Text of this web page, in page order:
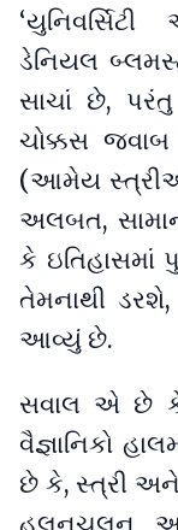
ડેનિયલ
સાચાં છે, પરંતુ
ચોક્કસ
(આમેય
અલબત,
કે ઇતિહાસમાં
તેમનાથી
આવ્યું છે.
સવાલ એ છે
વૈજ્ઞાનિકો
છે કે, સ્ત્રી